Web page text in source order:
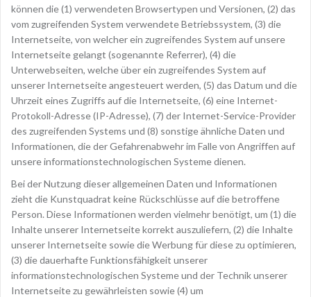
können die (1) verwendeten Browsertypen und Versionen, (2) das
vom zugreifenden System verwendete Betriebssystem, (3) die
Internetseite, von welcher ein zugreifendes System auf unsere
Internetseite gelangt (sogenannte Referrer), (4) die
Unterwebseiten, welche über ein zugreifendes System auf
unserer Internetseite angesteuert werden, (5) das Datum und die
Uhrzeit eines Zugriffs auf die Internetseite, (6) eine Internet-
Protokoll-Adresse (IP-Adresse), (7) der Internet-Service-Provider
des zugreifenden Systems und (8) sonstige ähnliche Daten und
Informationen, die der Gefahrenabwehr im Falle von Angriffen auf
unsere informationstechnologischen Systeme dienen.
Bei der Nutzung dieser allgemeinen Daten und Informationen
zieht die Kunstquadrat keine Rückschlüsse auf die betroffene
Person. Diese Informationen werden vielmehr benötigt, um (1) die
Inhalte unserer Internetseite korrekt auszuliefern, (2) die Inhalte
unserer Internetseite sowie die Werbung für diese zu optimieren,
(3) die dauerhafte Funktionsfähigkeit unserer
informationstechnologischen Systeme und der Technik unserer
Internetseite zu gewährleisten sowie (4) um